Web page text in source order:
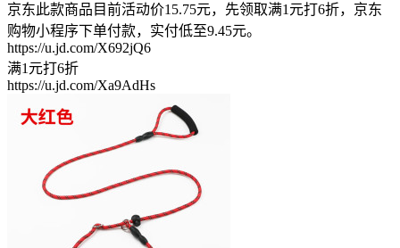
京东此款商品目前活动价15.75元，先领取满1元打6折，京东
购物小程序下单付款，实付低至9.45元。
https://u.jd.com/X692jQ6
满1元打6折
https://u.jd.com/Xa9AdHs